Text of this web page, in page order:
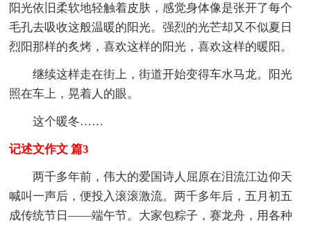
阳光依旧柔软地轻触着皮肤，感觉身体像是张开了每个
毛孔去吸收这般温暖的阳光。强烈的光芒却又不似夏日
烈阳那样的炙烤，喜欢这样的阳光，喜欢这样的暖阳。
继续这样走在街上，街道开始变得车水马龙。阳光
照在车上，晃着人的眼。
这个暖冬……
记述文作文 篇3
两千多年前，伟大的爱国诗人屈原在泪流江边仰天
喊叫一声后，便投入滚滚激流。两千多年后，五月初五
成传统节日——端午节。大家包粽子，赛龙舟，用各种